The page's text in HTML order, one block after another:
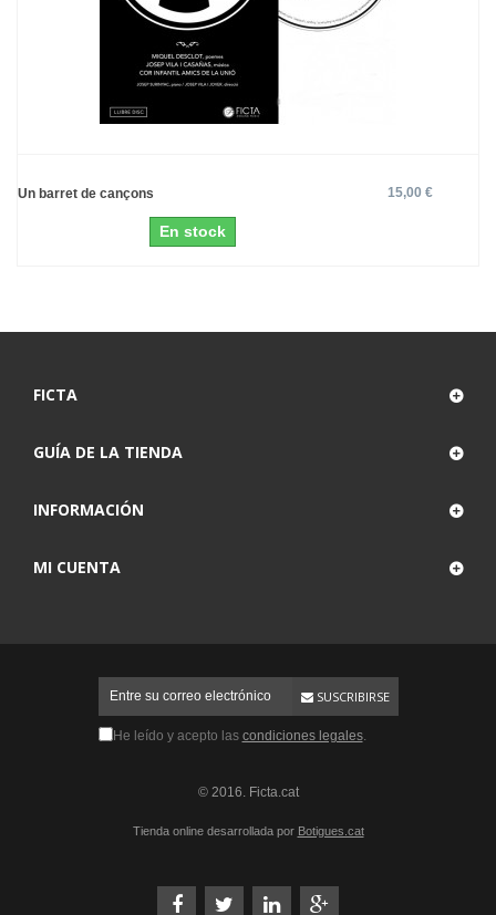
Un barret de cançons 15,00 €
En stock
FICTA
GUÍA DE LA TIENDA
INFORMACIÓN
MI CUENTA
SUSCRIBIRSE
He leído y acepto las condiciones legales.
© 2016. Ficta.cat
Tienda online desarrollada por Botigues.cat